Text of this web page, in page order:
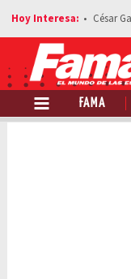
César
FAMA